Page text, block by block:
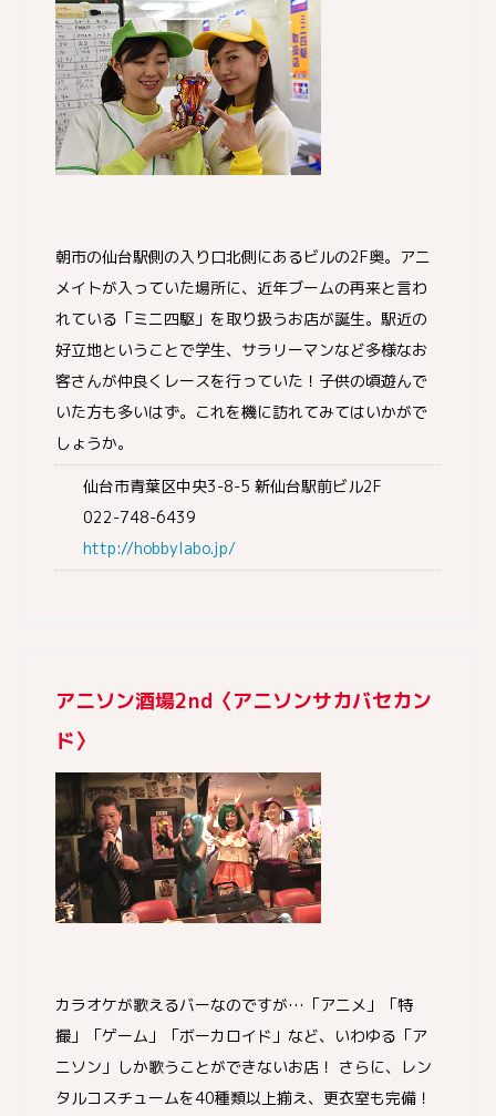
朝市の仙台駅側の入り口北側にあるビルの2F奥。アニ
メイトが入っていた場所に、近年ブームの再来と言わ
れている「ミニ四駆」を取り扱うお店が誕生。駅近の
好立地ということで学生、サラリーマンなど多様なお
客さんが仲良くレースを行っていた！子供の頃遊んで
いた方も多いはず。これを機に訪れてみてはいかがで
しょうか。
仙台市青葉区中央3-8-5 新仙台駅前ビル2F
022-748-6439
http://hobbylabo.jp/
アニソン酒場2nd〈アニソンサカバセカン
ド〉
カラオケが歌えるバーなのですが…「アニメ」「特
撮」「ゲーム」「ボーカロイド」など、いわゆる「ア
ニソン」しか歌うことができないお店！ さらに、レン
タルコスチュームを40種類以上揃え、更衣室も完備！